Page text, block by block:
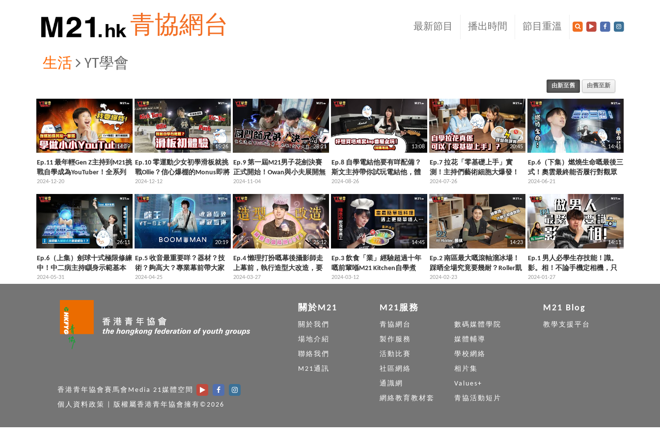
青協網台 最新節目 播出時間 節目重溫
生活 YT學會
由新至舊 由舊至新
14:39
Ep.11 最年輕Gen Z主持到M21挑
戰自學成為YouTuber！全系列
有史以來最具挑戰性嘅一集
2024-12-20
15:26
Ep.10 零運動少女初學滑板就挑
戰Ollie？信心爆棚的Monus即將
面對失敗的無限輪迴...
2024-12-12
28:21
Ep.9 第一屆M21男子花劍決賽
正式開始！Owan與小夫展開無
情對決！比賽第一，友誼第
二！
2024-11-04
13:08
Ep.8 自學電結他要有咩配備？
斯文主持帶你試玩電結他，體
驗音色極限！
2024-08-26
20:45
Ep.7 拉花「零基礎上手」實
測！主持們藝術細胞大爆發！
2024-07-26
14:41
Ep.6（下集）燃燒生命嘅最後三
式！奧雲最終能否履行對觀眾
嘅承諾！？
2024-06-21
26:11
Ep.6（上集）劍球十式極限修練
中！中二病主持瞓身示範基本
十式係咪真係咁「基本」！？
2024-05-31
20:19
Ep.5 收音最重要咩？器材？技
術？夠高大？專業幕前帶大家
體驗收音師嘅艱辛，一日上手
2024-04-25
25:12
Ep.4 懶理打扮嘅幕後攝影師走
上幕前，執行造型大改造，要
做一個精緻Boy！
2024-03-27
14:45
Ep.3 飲食「業」經驗超過十年
嘅前輩喺M21 Kitchen自學煮
餸？帶大家突破日常嘅煮食邏
2024-03-12
14:23
Ep.2 南區最大嘅滾軸溜冰場！
踩晒全場究竟要幾耐？Roller凱
祺實測話你知！
2024-02-23
14:11
Ep.1 男人必學生存技能！識。
影。相！不論手機定相機，只
要記住兩個字就得！
2024-01-27
香港青年協會賽馬會Media 21媒體空間
個人資料政策
版權屬香港青年協會擁有©2026
關於M21
關於我們
場地介紹
聯絡我們
M21通訊
M21服務
青協網台
數碼媒體學院
製作服務
媒體輔導
活動比賽
學校網絡
社區網絡
相片集
通識網
Values+
網絡教育教材套
青協活動短片
M21 Blog
教學支援平台